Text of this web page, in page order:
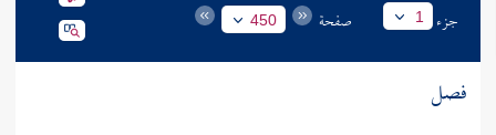
جزء 1 صفحة 450
فصل